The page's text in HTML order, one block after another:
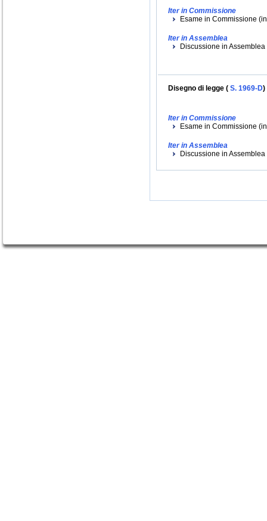
Iter in Commissione
Esame in Commissione
Iter in Assemblea
Discussione in
Disegno di legge ( S. 1969-D)
Iter in Commissione
Esame in Commissione
Iter in Assemblea
Discussione in